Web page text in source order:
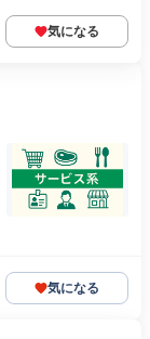
気になる
気になる